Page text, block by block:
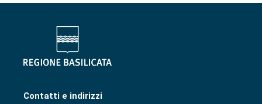
Contatti e indirizzi